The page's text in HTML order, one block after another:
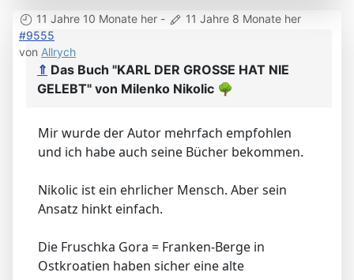
11 Jahre 10 Monate her -
11 Jahre 8 Monate her
#9555
von Allrych
⇑ Das Buch "KARL DER GROSSE HAT NIE
GELEBT" von Milenko Nikolic 🌳
Mir wurde der Autor mehrfach empfohlen
und ich habe auch seine Bücher bekommen.
Nikolic ist ein ehrlicher Mensch. Aber sein
Ansatz hinkt einfach.
Die Fruschka Gora = Franken-Berge in
Ostkroatien haben sicher eine alte